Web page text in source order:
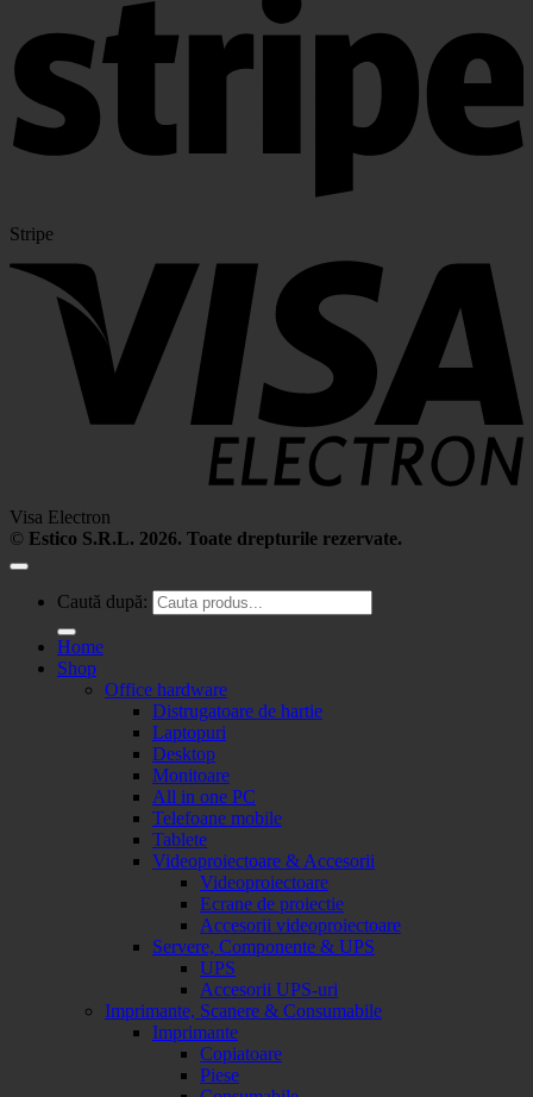
Stripe
Visa Electron
© Estico S.R.L. 2026. Toate drepturile rezervate.
Caută după:
Home
Shop
Office hardware
Distrugatoare de hartie
Laptopuri
Desktop
Monitoare
All in one PC
Telefoane mobile
Tablete
Videoproiectoare & Accesorii
Videoproiectoare
Ecrane de proiectie
Accesorii videoproiectoare
Servere, Componente & UPS
UPS
Accesorii UPS-uri
Imprimante, Scanere & Consumabile
Imprimante
Copiatoare
Piese